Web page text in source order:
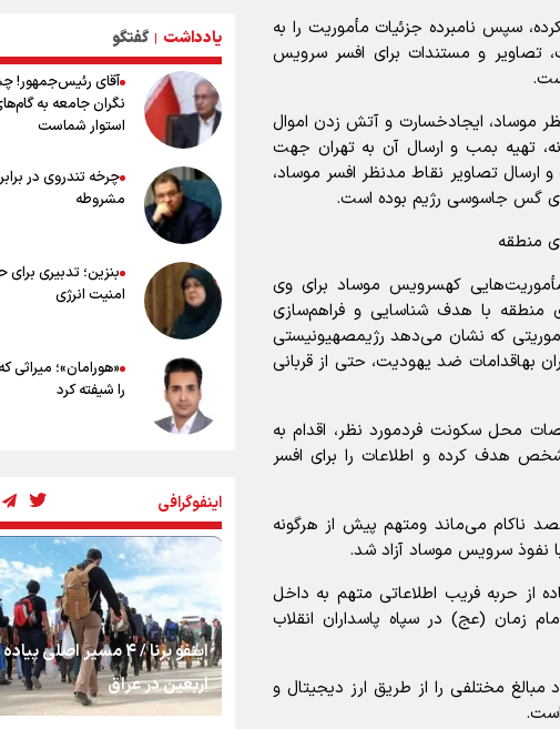
سپس نامبرده جزئیات مأموریت را به
تصاویر و مستندات برای افسر سرویس
موساد، ایجادخسارت و آتش زدن اموال
تهیه بمب و ارسال آن به تهران جهت
ارسال تصاویر نقاط مدنظر افسر موساد،
گس جاسوسی رژیم بوده است.
منطقه
کهسرویس موساد برای وی
منطقه با هدف شناسایی و فراهم‌سازی
که نشان می‌دهد رژیمصهیونیستی
بهاقدامات ضد یهودیت، حتی از قربانی
محل سکونت فردمورد نظر، اقدام به
هدف کرده و اطلاعات را برای افسر
ناکام می‌ماند ومتهم پیش از هرگونه
نفوذ سرویس موساد آزاد شد.
از حربه فریب اطلاعاتی متهم به داخل
زمان (عج) در سپاه پاسداران انقلاب
مختلفی را از طریق ارز دیجیتال و
باکو برای امضای سند برنامه اجرایی با
آذربایجانی
عماد احمدوند : نسخه نانویی برای
بحران منابع آبی کشور
ارتش در آمادگی کامل قرار دارد/ توان
ارتش بی وقفه در حال ارتقا است
۱۴۰۵
توصیه هایی مهم برای پیچ خوردگی پا
پیاده روی اربعین
خطرات پیاده روی اربعین/ ۷
سفری ایمن و معنوی
عراقی ها
بهترین ذکر در پیاده‌روی اربعین
اربعین
توصیه های کاربردی برای زائران در
اربعین
یادداشت | گفتگو
آقای رئیس‌جمهور!
نگران جامعه به
استوار شماست
چرخه تندروی در
مشروطه
بنزین؛ تدبیری
امنیت انرژی
«هورامان»؛ میراثی
را شیفته کرد
رسانه ملی و حق
شنیدن صدای
روایت ایران از کنار
اینفوگرافی
اینفو برنا / ۴ مسیر اصلی
اربعین در عراق